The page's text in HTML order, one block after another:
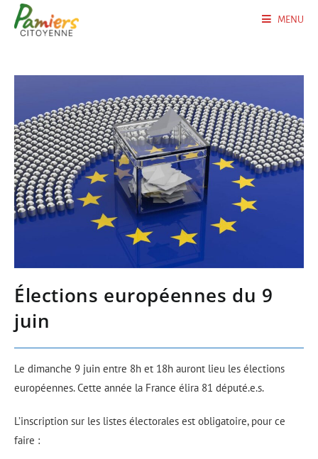
MENU
Élections européennes du 9
juin
Le dimanche 9 juin entre 8h et 18h auront lieu les élections
européennes. Cette année la France élira 81 député.e.s.
L’inscription sur les listes électorales est obligatoire, pour ce
faire :